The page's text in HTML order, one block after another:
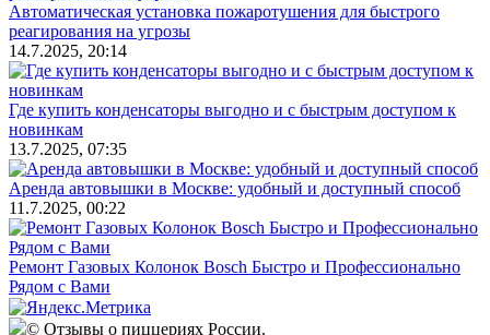
Автоматическая установка пожаротушения для быстрого
реагирования на угрозы
14.7.2025, 20:14
Где купить конденсаторы выгодно и с быстрым доступом к
новинкам
13.7.2025, 07:35
Аренда автовышки в Москве: удобный и доступный способ
11.7.2025, 00:22
Ремонт Газовых Колонок Bosch Быстро и Профессионально
Рядом с Вами
© Отзывы о пиццериях России.